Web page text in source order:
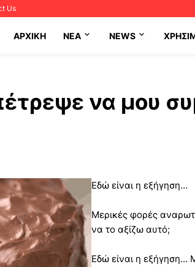
Us
ΑΡΧΙΚΗ NEA NEWS
να μου
Εδώ είναι η εξήγηση…
Mερικές φορές
να το αξίζω αυτό;
Εδώ είναι η εξήγηση…